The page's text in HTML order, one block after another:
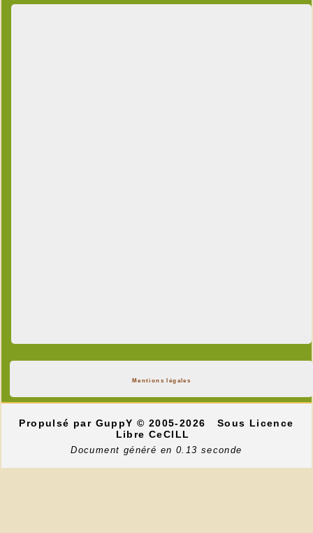
Mentions légales
Propulsé par GuppY© 2005-2026
Sous Licence
Libre CeCILL
Document généré en 0.13 seconde